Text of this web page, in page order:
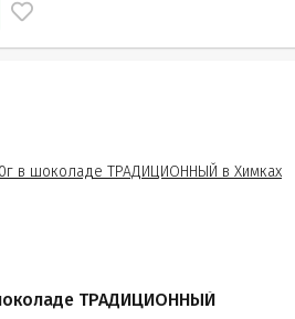
ТРАДИЦИОННЫЙ